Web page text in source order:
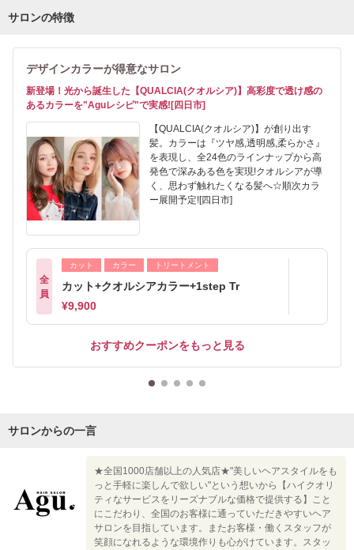
サロンの特徴
デザインカラーが得意なサロン
新登場！光から誕生した【QUALCIA(クオルシア)】高彩度で透け感の
あるカラーを"Aguレシピ"で実感![四日市]
【QUALCIA(クオルシア)】が創り出す
髪。カラーは『ツヤ感,透明感,柔らかさ』
を表現し、全24色のラインナップから高
発色で深みある色を実現!クオルシアが導
く、思わず触れたくなる髪へ☆順次カラ
ー展開予定![四日市]
全
員
カット カラー トリートメント
カット+クオルシアカラー+1step Tr
¥9,900
おすすめクーポンをもっと見る
サロンからの一言
★全国1000店舗以上の人気店★"美しいヘアスタイルをも
っと手軽に楽しんで欲しい"という想いから【ハイクオリ
ティなサービスをリーズナブルな価格で提供する】こと
にこだわり、全国のお客様に通っていただきやすいヘア
サロンを目指しています。またお客様・働くスタッフが
笑顔になれるような環境作りも心がけています。スタッ